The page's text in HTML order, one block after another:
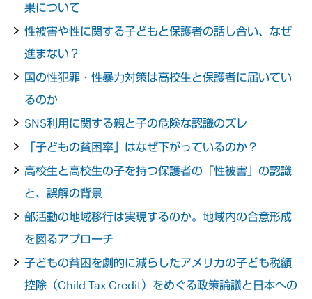
果について
性被害や性に関する子どもと保護者の話し合い、なぜ
進まない？
国の性犯罪・性暴力対策は高校生と保護者に届いてい
るのか
SNS利用に関する親と子の危険な認識のズレ
「子どもの貧困率」はなぜ下がっているのか？
高校生と高校生の子を持つ保護者の「性被害」の認識
と、誤解の背景
部活動の地域移行は実現するのか。地域内の合意形成
を図るアプローチ
子どもの貧困を劇的に減らしたアメリカの子ども税額
控除（Child Tax Credit）をめぐる政策論議と日本への